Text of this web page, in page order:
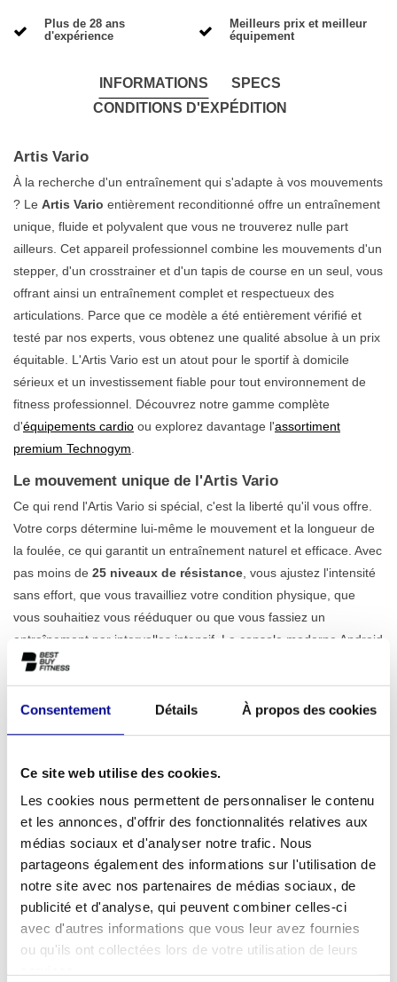
Consentement Détails À propos des cookies
Ce site web utilise des cookies.
Les cookies nous permettent de personnaliser le contenu
et les annonces, d'offrir des fonctionnalités relatives aux
médias sociaux et d'analyser notre trafic. Nous
partageons également des informations sur l'utilisation de
notre site avec nos partenaires de médias sociaux, de
publicité et d'analyse, qui peuvent combiner celles-ci
avec d'autres informations que vous leur avez fournies
ou qu'ils ont collectées lors de votre utilisation de leurs
Plus de 28 ans
d'expérience
Meilleurs prix et meilleur
équipement
INFORMATIONS
SPECS
CONDITIONS D'EXPÉDITION
Artis Vario
À la recherche d'un entraînement qui s'adapte à vos mouvements
? Le Artis Vario entièrement reconditionné offre un entraînement
unique, fluide et polyvalent que vous ne trouverez nulle part
ailleurs. Cet appareil professionnel combine les mouvements d'un
stepper, d'un crosstrainer et d'un tapis de course en un seul, vous
offrant ainsi un entraînement complet et respectueux des
articulations. Parce que ce modèle a été entièrement vérifié et
testé par nos experts, vous obtenez une qualité absolue à un prix
équitable. L'Artis Vario est un atout pour le sportif à domicile
sérieux et un investissement fiable pour tout environnement de
fitness professionnel. Découvrez notre gamme complète
d'équipements cardio ou explorez davantage l'assortiment
premium Technogym
Le mouvement unique de l'Artis Vario
Ce qui rend l'Artis Vario si spécial, c'est la liberté qu'il vous offre.
Votre corps détermine lui-même le mouvement et la longueur de
la foulée, ce qui garantit un entraînement naturel et efficace. Avec
pas moins de 25 niveaux de résistance , vous ajustez l'intensité
sans effort, que vous travailliez votre condition physique, que
vous souhaitiez vous rééduquer ou que vous fassiez un
entraînement par intervalles intensif. La console moderne Android
Unity offre un aperçu clair de vos performances et vous donne,
via les 20 programmes intégrés, tous les outils pour un
entraînement varié. Entraînez-vous en fonction de votre
est l'un descrosstrainersles plus polyvalents du marché.
Pour chaque sportif et chaque espace
Grâce à sa construction robuste et à un poids utilisateur maximal
de 160 kg, l'Artis Vario est conçu pour une utilisation intensive et
quotidienne. Cela le rend idéal pour les sportifs à domicile
exigeants qui attendent une qualité de salle de sport. En même
temps, cet appareil est un choix judicieux pour les